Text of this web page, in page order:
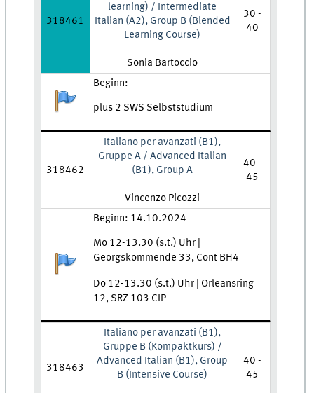
318461
learning) / Intermediate
Italian (A2), Group B (Blended
Learning Course)
Lehrkraft:
Sonia Bartoccio
30 -
40
Anmeldestatus:
Zeit und Ort:
Beginn:
plus 2 SWS Selbststudium
318462
Italiano per avanzati (B1),
Gruppe A / Advanced Italian
(B1), Group A
Lehrkraft:
Vincenzo Picozzi
40 -
45
Anmeldestatus:
Zeit und Ort:
Beginn: 14.10.2024
Mo 12-13.30 (s.t.) Uhr |
Georgskommende 33, Cont BH4
Do 12-13.30 (s.t.) Uhr | Orleansring
12, SRZ 103 CIP
318463
Italiano per avanzati (B1),
Gruppe B (Kompaktkurs) /
Advanced Italian (B1), Group
B (Intensive Course)
40 -
45